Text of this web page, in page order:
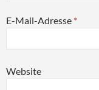
E-Mail-Adresse *
Website